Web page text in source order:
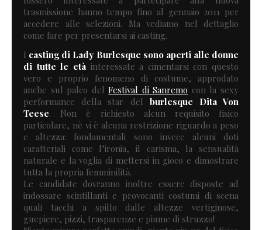
trasmissione hanno tempo fino al gennaio 2011 per
accedere alle selezioni. Ma vediamo nel dettaglio
come fare per presentarsi ai casting.
I casting di Lady Burlesquesono aperti alle donne
di tutte le etàinteressate a cimentarsi con questo
vero e proprio fenomeno di costume, approdato
anche sul palco delFestival di Sanremo con la sexy
performance della star del burlesque
Dita Von
Teese. Non è richiesto alcun requisito fisico
particolare, nè vi è alcuna restrizione riguardo a peso
e altezza: fondamentali sono invece alcuni doti
caratteriali come l’ironia, il carisma, la sensualità
naturale e la voglia di mettersi in gioco e dimostrare
tutta la propria femminilità.
Le candidate dovranno inoltre essere disposte ad
indossare scintillanti e provocanti costumi di scena
quali tacchi a spillo dalle altezze vertiginose,
guepiere, pizzi, trasparenze e piume di struzzo!